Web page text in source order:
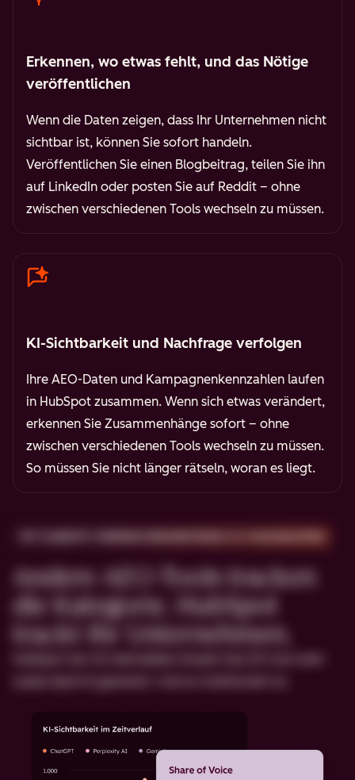
Erkennen, wo etwas fehlt, und das Nötige
veröffentlichen
Wenn die Daten zeigen, dass Ihr Unternehmen nicht
sichtbar ist, können Sie sofort handeln.
Veröffentlichen Sie einen Blogbeitrag, teilen Sie ihn
auf LinkedIn oder posten Sie auf Reddit – ohne
zwischen verschiedenen Tools wechseln zu müssen.
KI-Sichtbarkeit und Nachfrage verfolgen
Ihre AEO-Daten und Kampagnenkennzahlen laufen
in HubSpot zusammen. Wenn sich etwas verändert,
erkennen Sie Zusammenhänge sofort – ohne
zwischen verschiedenen Tools wechseln zu müssen.
So müssen Sie nicht länger rätseln, woran es liegt.
Andere AEO-Tools tracken
die Kategorie. HubSpot
trackt Ihr Unternehmen.